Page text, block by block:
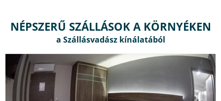
NÉPSZERŰ SZÁLLÁSOK A KÖRNYÉKEN